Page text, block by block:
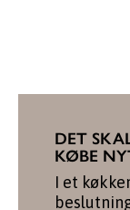
DET
KØBE
I et